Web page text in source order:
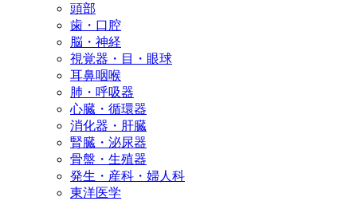
頭部
歯・口腔
脳・神経
視覚器・目・眼球
耳鼻咽喉
肺・呼吸器
心臓・循環器
消化器・肝臓
腎臓・泌尿器
骨盤・生殖器
発生・産科・婦人科
東洋医学